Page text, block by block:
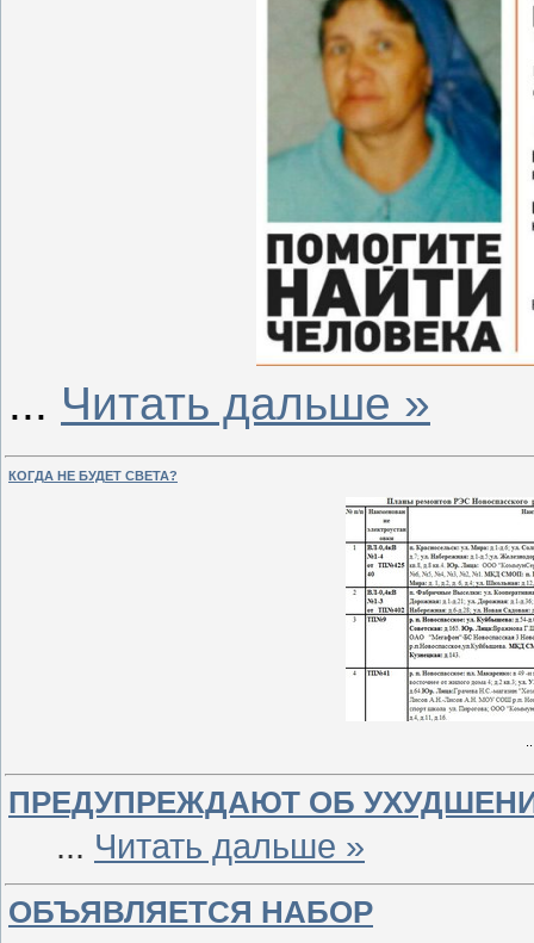
... Читать дальше »
КОГДА НЕ БУДЕТ СВЕТА?
ПРЕДУПРЕЖДАЮТ ОБ
... Читать дальше »
ОБЪЯВЛЯЕТСЯ НАБОР